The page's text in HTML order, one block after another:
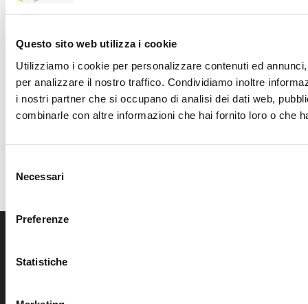
Questo sito web utilizza i cookie
Utilizziamo i cookie per personalizzare contenuti ed
per analizzare il nostro traffico. Condividiamo inoltre
i nostri partner che si occupano di analisi dei dati web,
combinarle con altre informazioni che hai fornito loro o che
delNecessari
Preferenze
Statistiche
MERCATI SERVIZI E
INDUSTRIA
Caratterizzati da un aumento delle
sostenibilità e alla gestione dei rischi.